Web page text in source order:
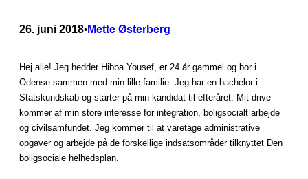
26. juni 2018•Mette Østerberg
Hej alle! Jeg hedder Hibba Yousef, er 24 år gammel og bor i
Odense sammen med min lille familie. Jeg har en bachelor i
Statskundskab og starter på min kandidat til efteråret. Mit drive
kommer af min store interesse for integration, boligsocialt arbejde
og civilsamfundet. Jeg kommer til at varetage administrative
opgaver og arbejde på de forskellige indsatsområder tilknyttet Den
boligsociale helhedsplan.